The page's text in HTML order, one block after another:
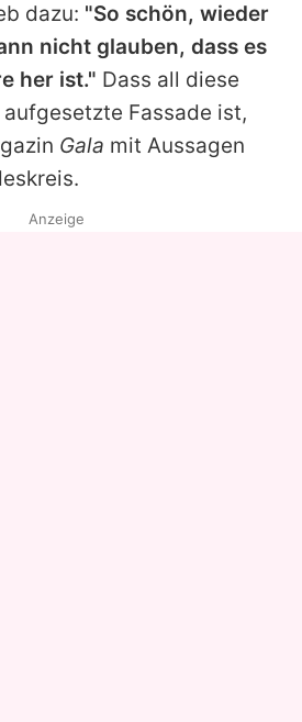
verwalten
dazu: "So schön, wieder
nicht glauben, dass es
her ist." Dass all diese
Fassade ist,
Gala mit Aussagen
Anzeige